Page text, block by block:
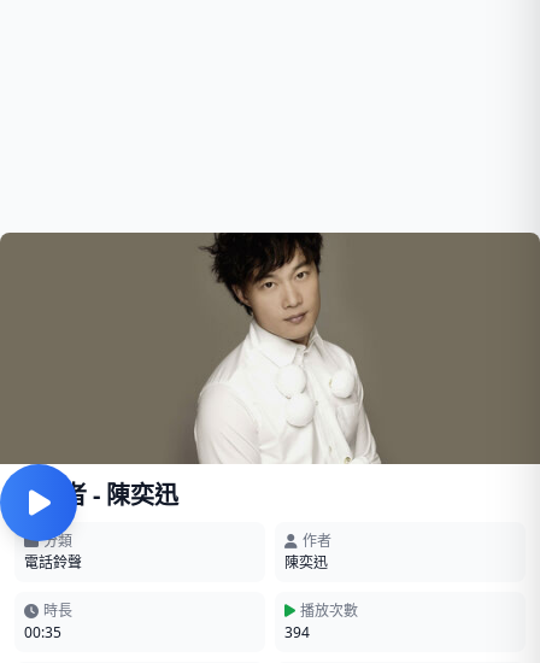
孤勇者 - 陳奕迅
分類
電話鈴聲
作者
陳奕迅
時長
00:35
播放次數
394